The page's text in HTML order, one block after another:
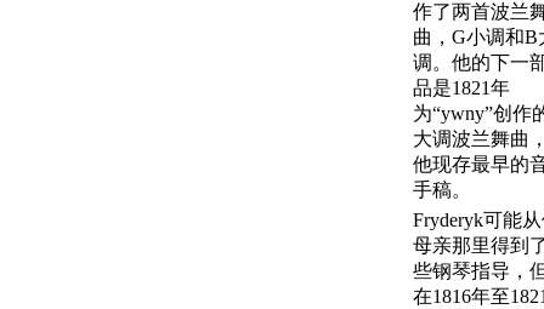
作了两首波兰
曲，G小调和B
调。他的下一
品是1821年
为“ywny”创作
大调波兰舞曲
他现存最早的
手稿。
Fryderyk可能
母亲那里得到
些钢琴指导，
在1816年至